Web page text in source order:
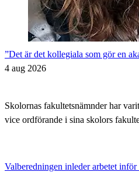
”Det är det kollegiala som gör en
4 aug 2026
Skolornas fakultetsnämnder har
vice ordförande i sina skolors
Valberedningen inleder arbetet